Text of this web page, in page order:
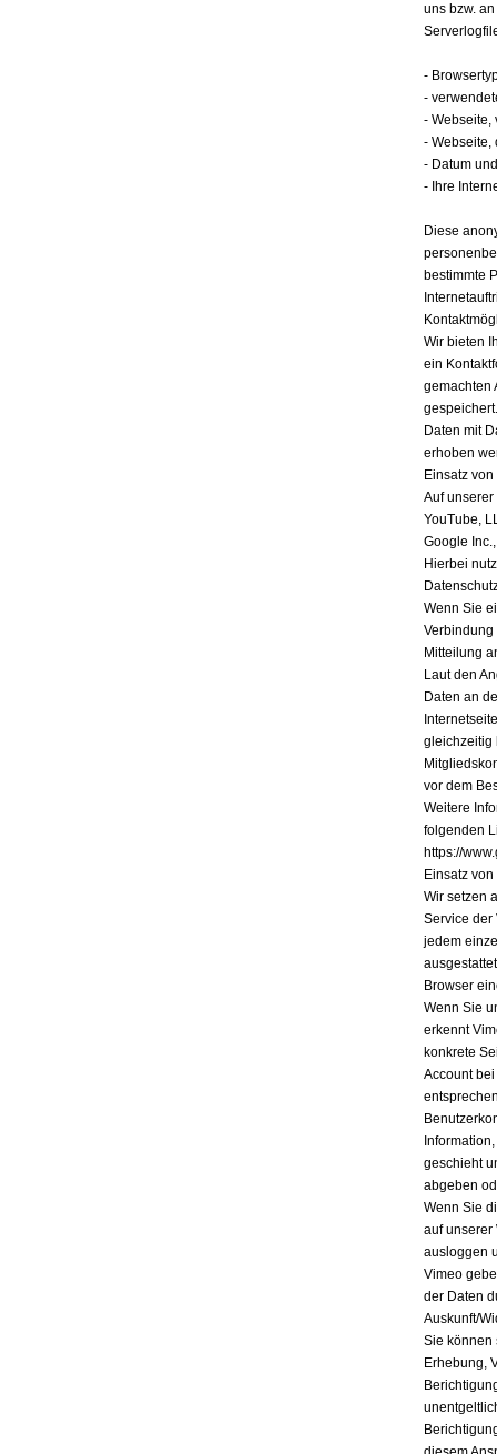
uns bzw.
-
-
- Webseite,
- Webseite,
- Datum
- Ihre
Diese
bestimmte
Wir bieten
ein
gemachten
Daten mit
erhoben
Einsatz
Auf
YouTube,
Google
Hierbei
Wenn Sie
Verbindung
Mitteilung
Laut den
Daten an
gleichzeitig
vor dem
Weitere
folgenden
https://
Einsatz
Wir setzen
Service der
jedem
Browser
Wenn Sie
erkennt
konkrete
Account
geschieht
abgeben
Wenn Sie
auf unserer
ausloggen
Vimeo
der Daten
Auskunft/
Sie können
Erhebung,